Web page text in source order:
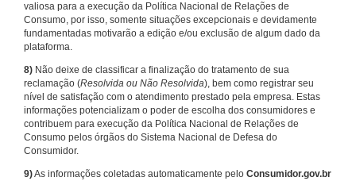
valiosa para a execução da Política Nacional de Relações de
Consumo, por isso, somente situações excepcionais e devidamente
fundamentadas motivarão a edição e/ou exclusão de algum dado da
plataforma.
8) Não deixe de classificar a finalização do tratamento de sua
reclamação (Resolvida ou Não Resolvida), bem como registrar seu
nível de satisfação com o atendimento prestado pela empresa. Estas
informações potencializam o poder de escolha dos consumidores e
contribuem para execução da Política Nacional de Relações de
Consumo pelos órgãos do Sistema Nacional de Defesa do
Consumidor.
9)As informações coletadas automaticamente pelo Consumidor.gov.br